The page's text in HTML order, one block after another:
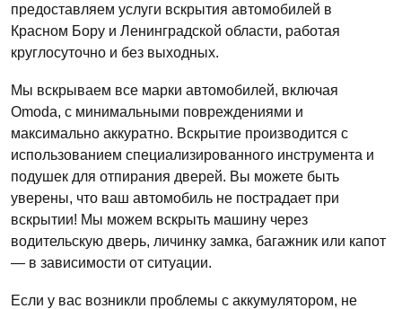
предоставляем услуги вскрытия автомобилей в
Красном Бору и Ленинградской области, работая
круглосуточно и без выходных.
Мы вскрываем все марки автомобилей, включая
Omoda, с минимальными повреждениями и
максимально аккуратно. Вскрытие производится с
использованием специализированного инструмента и
подушек для отпирания дверей. Вы можете быть
уверены, что ваш автомобиль не пострадает при
вскрытии! Мы можем вскрыть машину через
водительскую дверь, личинку замка, багажник или капот
— в зависимости от ситуации.
Если у вас возникли проблемы с аккумулятором, не